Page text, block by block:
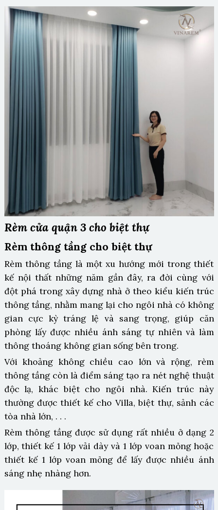
Rèm cửa quận 3 cho biệt thự
Rèm thông tầng cho biệt thự
Rèm thông tầng là một xu hướng mới trong thiết
kế nội thất những năm gần đây, ra đời cùng với
đột phá trong xây dựng nhà ở theo kiểu kiến trúc
thông tầng, nhằm mang lại cho ngôi nhà có không
gian cực kỳ tráng lệ và sang trọng, giúp căn
phòng lấy được nhiều ánh sáng tự nhiên và làm
thông thoáng không gian sống bên trong.
Với khoảng không chiều cao lớn và rộng, rèm
thông tầng còn là điểm sáng tạo ra nét nghệ thuật
độc lạ, khác biệt cho ngôi nhà. Kiến trúc này
thường được thiết kế cho Villa, biệt thự, sảnh các
tòa nhà lớn, . . .
Rèm thông tầng được sử dụng rất nhiều ở dạng 2
lớp, thiết kế 1 lớp vải dày và 1 lớp voan mỏng hoặc
thiết kế 1 lớp voan mỏng để lấy được nhiều ánh
sáng nhẹ nhàng hơn.